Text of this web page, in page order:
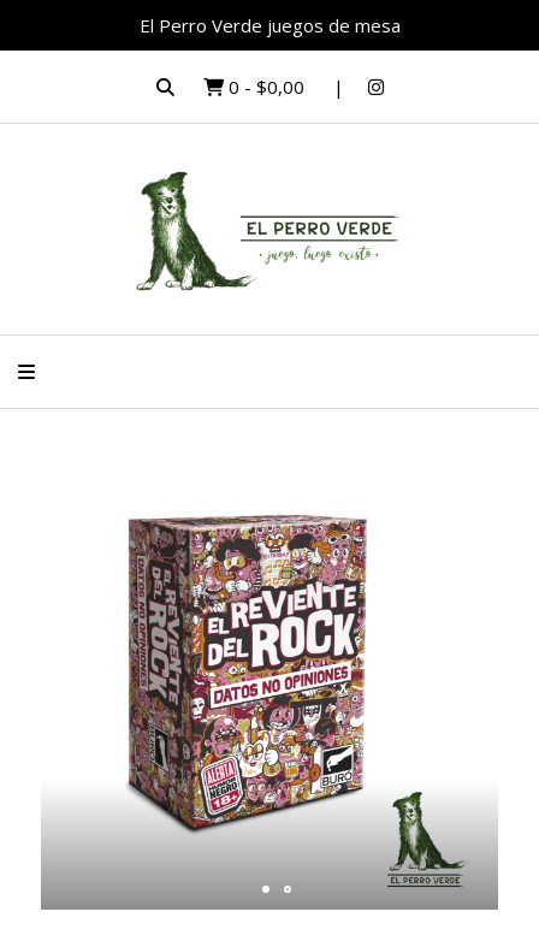
El Perro Verde juegos de mesa
0 - $0,00